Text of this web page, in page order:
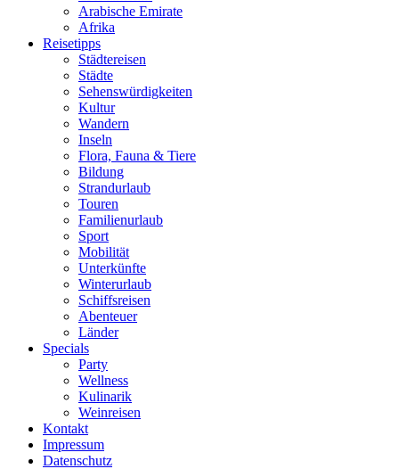
Arabische Emirate
Afrika
Reisetipps
Städtereisen
Städte
Sehenswürdigkeiten
Kultur
Wandern
Inseln
Flora, Fauna & Tiere
Bildung
Strandurlaub
Touren
Familienurlaub
Sport
Mobilität
Unterkünfte
Winterurlaub
Schiffsreisen
Abenteuer
Länder
Specials
Party
Wellness
Kulinarik
Weinreisen
Kontakt
Impressum
Datenschutz